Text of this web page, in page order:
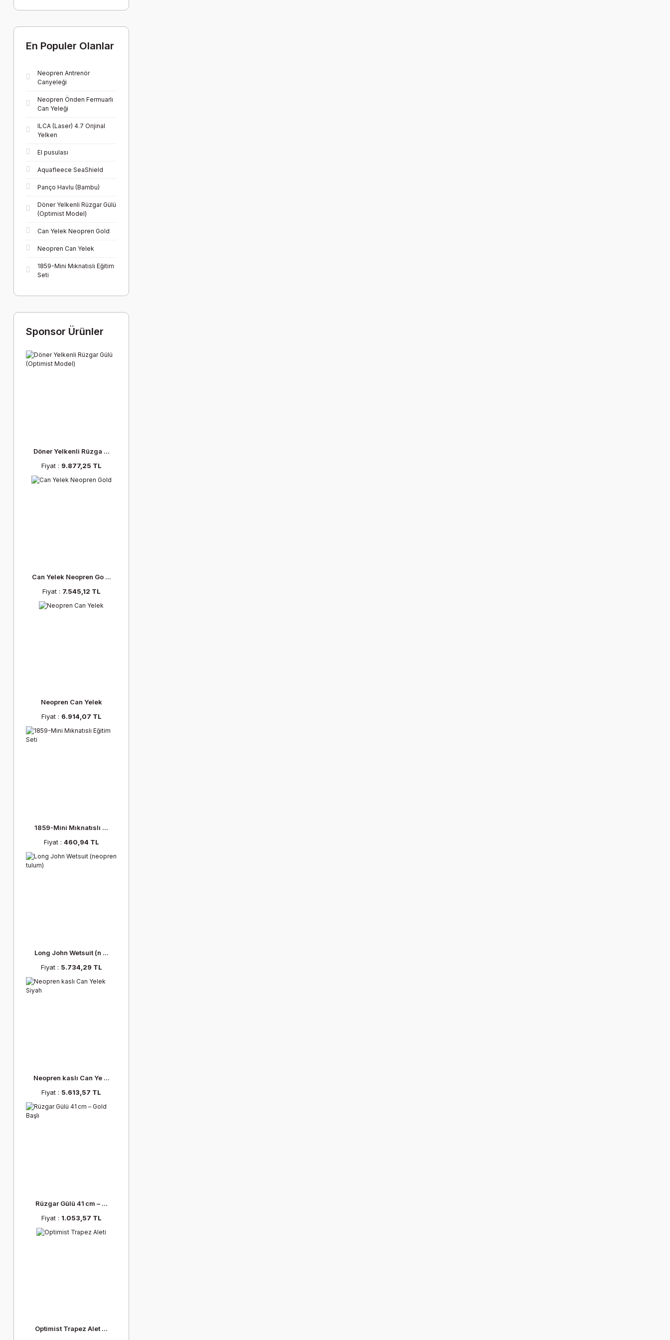
En Populer Olanlar
Neopren Antrenör
Canyeleği
Neopren Önden Fermuarlı
Can Yeleği
ILCA (Laser) 4.7 Orijinal
Yelken
El pusulası
Aquafleece SeaShield
Panço Havlu (Bambu)
Döner Yelkenli Rüzgar Gülü
(Optimist Model)
Can Yelek Neopren Gold
Neopren Can Yelek
1859-Mini Mıknatıslı Eğitim
Seti
Sponsor Ürünler
Döner Yelkenli Rüzga ...
Fiyat : 9.877,25 TL
Can Yelek Neopren Go ...
Fiyat : 7.545,12 TL
Neopren Can Yelek
Fiyat : 6.914,07 TL
1859-Mini Mıknatıslı ...
Fiyat : 460,94 TL
Long John Wetsuit (n ...
Fiyat : 5.734,29 TL
Neopren kaslı Can Ye ...
Fiyat : 5.613,57 TL
Rüzgar Gülü 41 cm – ...
Fiyat : 1.053,57 TL
Optimist Trapez Alet ...